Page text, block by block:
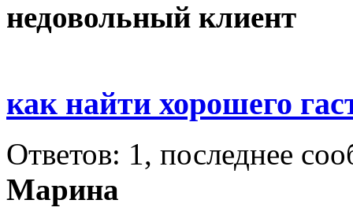
недовольный клиент
как найти хорошего
Ответов: 1, последнее
Марина